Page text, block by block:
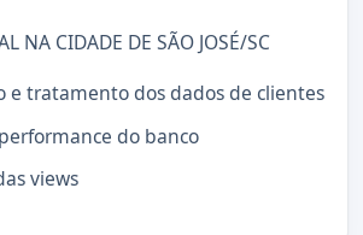
NA CIDADE DE SÃO JOSÉ/SC
e tratamento dos dados de clientes
do banco
views